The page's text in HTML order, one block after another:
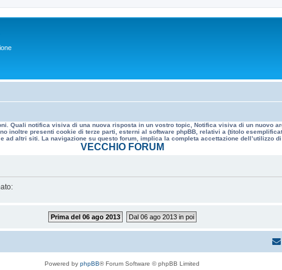
Quali notifica visiva di una nuova risposta in un vostro topic, Notifica visiva di un nuovo
inoltre presenti cookie di terze parti, esterni al software phpBB, relativi a (titolo
ad altri siti. La navigazione su questo forum, implica la completa accettazione dell’utilizzo
VECCHIO FORUM
Prima del 06 ago 2013 Dal 06 ago 2013 in poi
Powered by phpBB® Forum Software © phpBB Limited